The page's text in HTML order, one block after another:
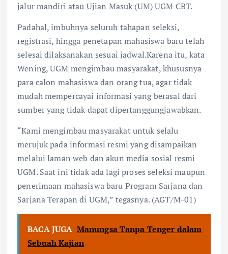
jalur mandiri atau Ujian Masuk (UM) UGM CBT.
Padahal, imbuhnya seluruh tahapan seleksi,
registrasi, hingga penetapan mahasiswa baru telah
selesai dilaksanakan sesuai jadwal.Karena itu, kata
Wening, UGM mengimbau masyarakat, khususnya
para calon mahasiswa dan orang tua, agar tidak
mudah mempercayai informasi yang berasal dari
sumber yang tidak dapat dipertanggungjawabkan.
“Kami mengimbau masyarakat untuk selalu
merujuk pada informasi resmi yang disampaikan
melalui laman web dan akun media sosial resmi
UGM. Saat ini tidak ada lagi proses seleksi maupun
penerimaan mahasiswa baru Program Sarjana dan
Sarjana Terapan di UGM,” tegasnya. (AGT/M-01)
BACA JUGA Manungsa Tanpa Tenger dalam
Sebuah Kajian